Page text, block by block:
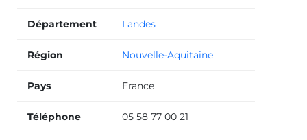
Département Landes
Région Nouvelle-Aquitaine
Pays France
Téléphone 05 58 77 00 21